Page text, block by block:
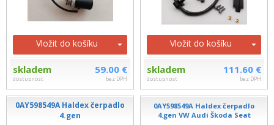
Vložit do košíku
skladem
dostupnost
59.00 €
bez DPH
Vložit do košíku
skladem
dostupnost
111.60 €
bez DPH
0AY598549A Haldex čerpadlo
4.gen
0AY598549A Haldex čerpadlo
4.gen VW Audi Škoda Seat